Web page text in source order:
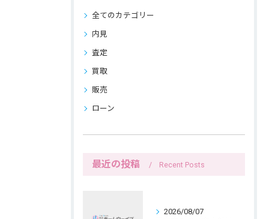
全てのカテゴリー
内見
査定
買取
販売
ローン
最近の投稿 Recent Posts
2026/08/07